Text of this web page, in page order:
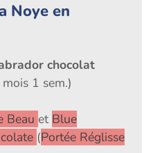
Noye en
chocolat
1 sem.)
Beau et Blue
(Portée Réglisse